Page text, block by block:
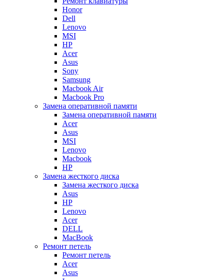
Honor
Dell
Lenovo
MSI
HP
Acer
Asus
Sony
Samsung
Macbook Air
Macbook Pro
Замена оперативной памяти
Замена оперативной памяти
Acer
Asus
MSI
Lenovo
Macbook
HP
Замена жесткого диска
Замена жесткого диска
Asus
HP
Lenovo
Acer
DELL
MacBook
Ремонт петель
Ремонт петель
Acer
Asus